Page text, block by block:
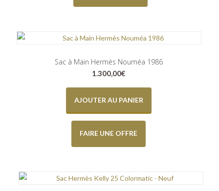
Sac à Main Hermès Nouméa 1986
1.300,00€
AJOUTER AU PANIER
FAIRE UNE OFFRE